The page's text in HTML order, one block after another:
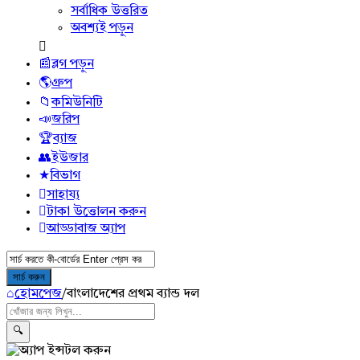
সর্বাধিক উত্তরিত
অবশ্যই পড়ুন
ব্লগ পড়ুন
গ্রুপ
কমিউনিটি
জরিপ
ব্যাজ
ইউজার
বিভাগ
সাহায্য
টাকা উত্তোলন করুন
আড্ডাবাজ অ্যাপ
হোমপেজ/বাংলাদেশের প্রথম ব্যান্ড দল